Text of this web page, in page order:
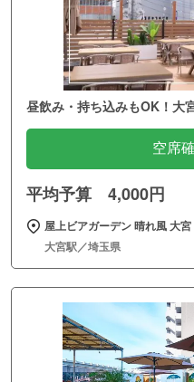
昼飲み・持ち込みもOK！大
空席
平均予算 4,000円
屋上ビアガーデン 晴れ風 大宮
大宮駅／埼玉県